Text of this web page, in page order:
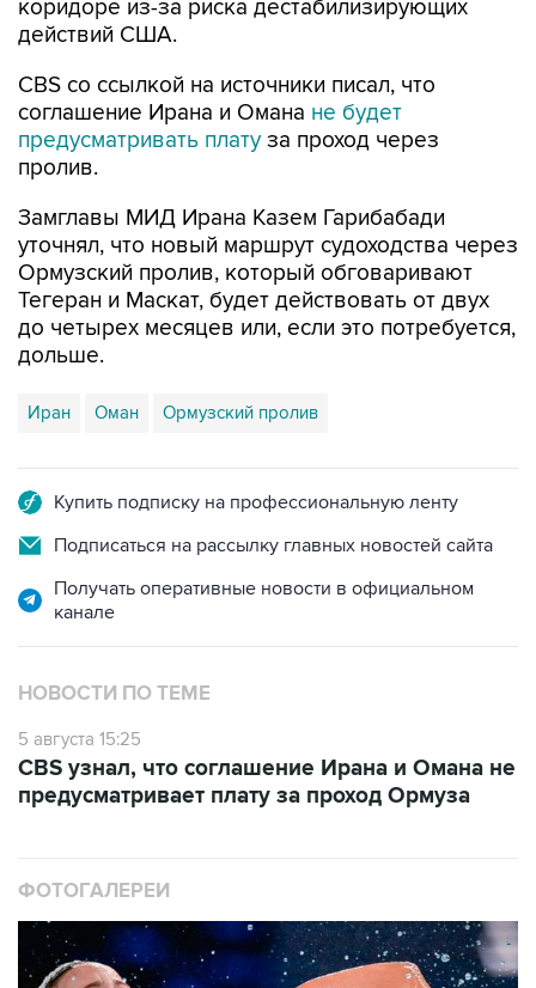
CBS со ссылкой на источники писал, что
предусматривать платуза проход через
пролив.
Замглавы МИД Ирана Казем Гарибабади
Ормузский пролив, который обговаривают
Тегеран и Маскат, будет действовать от двух
до четырех месяцев или, если это потребуется,
дольше.
Иран Оман
Подписаться на рассылку главных новостей сайта
Получать оперативные новости в официальном
НОВОСТИ ПО ТЕМЕ
5 августа 15:25
предусматривает плату за проход Ормуза